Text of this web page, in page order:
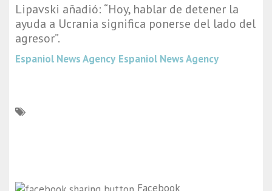
Lipavski añadió: “Hoy, hablar de detener la
ayuda a Ucrania significa ponerse del lado del
agresor”.
Espaniol News Agency Espaniol News Agency
Facebook